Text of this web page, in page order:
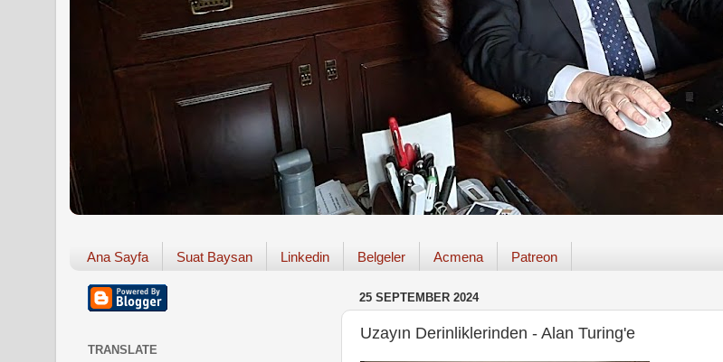
Ana Sayfa Suat Baysan Linkedin Belgeler Acmena Patreon
25 SEPTEMBER 2024
Uzayın Derinliklerinden - Alan Turing'e
TRANSLATE